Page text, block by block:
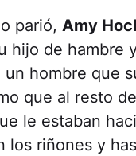
parió, Amy
hijo de hambre
un hombre que
que al resto
le estaban
los riñones y